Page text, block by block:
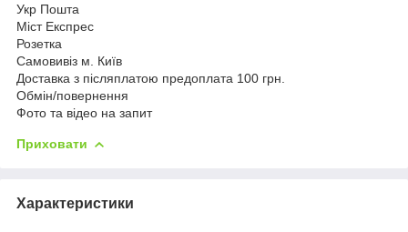
Укр Пошта
Міст Експрес
Розетка
Самовивіз м. Київ
Доставка з післяплатою предоплата 100 грн.
Обмін/повернення
Фото та відео на запит
Приховати
Характеристики